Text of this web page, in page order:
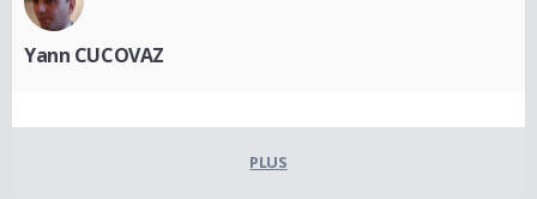
Yann CUCOVAZ
PLUS